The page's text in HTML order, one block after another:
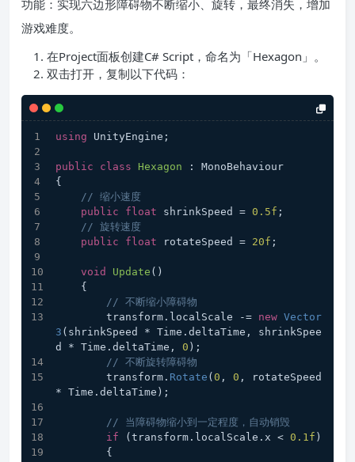
功能：实现六边形障碍物不断缩小、旋转，最终消失，增加
游戏难度。
在Project面板创建C# Script，命名为「Hexagon」。
双击打开，复制以下代码：
using UnityEngine;
public class Hexagon : MonoBehaviour
{
// 缩小速度
public
float shrinkSpeed = 0.5f ;
// 旋转速度
public
float rotateSpeed = 20f ;
void Update ()
    {
// 不断缩小障碍物
        transform.localScale -=
new Vector
3 (shrinkSpeed * Time.deltaTime, shrinkSpee
d * Time.deltaTime, 0 );
// 不断旋转障碍物
        transform.
Rotate ( 0 , 0 , rotateSpeed
* Time.deltaTime);
// 当障碍物缩小到一定程度，自动销毁
if (transform.localScale.x < 0.1f )
        {